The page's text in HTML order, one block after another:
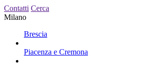
Contatti Cerca
Milano
Brescia
Piacenza e Cremona